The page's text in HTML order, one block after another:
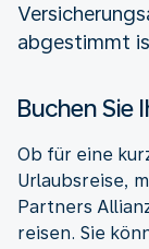
abgestimmt
Buchen Sie
Ob für eine
Urlaubsreise,
Partners
reisen. Sie